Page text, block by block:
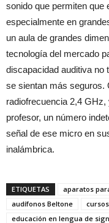
sonido que permiten que
especialmente en
un aula de grandes
tecnología del mercado
discapacidad auditiva no
se sientan más seguros.
radiofrecuencia 2,4
profesor, un número
señal de ese micro en
inalámbrica.
ETIQUETAS aparatos
audífonos Beltone
educación en lengua de